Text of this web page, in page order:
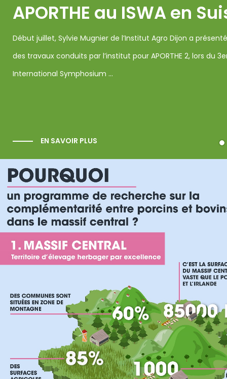
résultat
Des formations
porc à Roanne-
Pour développer des compétences en
Central, il n’existe que très peu de
EN SAVOIR PLUS